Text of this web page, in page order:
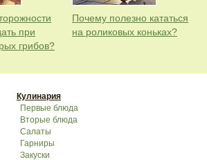
при
грибов?
Почему полезно кататься
на роликовых коньках?
Кулинария
Первые блюда
Вторые блюда
Салаты
Гарниры
Закуски